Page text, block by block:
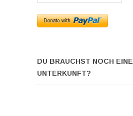
DU BRAUCHST NOCH EINE
UNTERKUNFT?